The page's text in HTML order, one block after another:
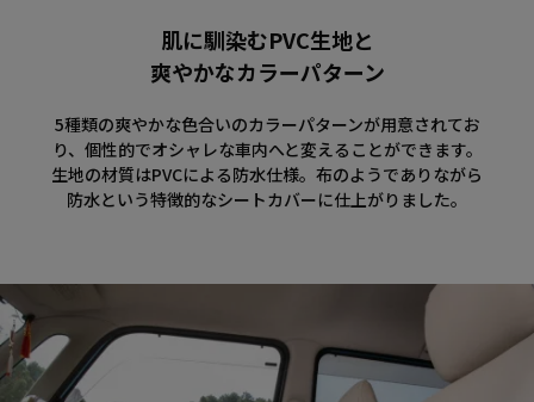
肌に馴染むPVC生地と
爽やかなカラーパターン
5種類の爽やかな色合いのカラーパターンが用意されてお
り、個性的でオシャレな車内へと変えることができます。
生地の材質はPVCによる防水仕様。布のようでありながら
防水という特徴的なシートカバーに仕上がりました。